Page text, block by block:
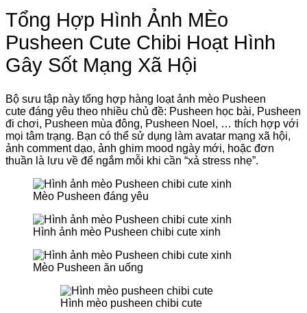
Tổng Hợp Hình Ảnh MÈo
Pusheen Cute Chibi Hoạt Hình
Gây Sốt Mạng Xã Hội
Bộ sưu tập này tổng hợp hàng loạt ảnh mèo Pusheen
cute đáng yêu theo nhiều chủ đề: Pusheen học bài, Pusheen
đi chơi, Pusheen mùa đông, Pusheen Noel, … thích hợp với
mọi tâm trạng. Bạn có thể sử dụng làm avatar mạng xã hội,
ảnh comment dạo, ảnh ghim mood ngày mới, hoặc đơn
thuần là lưu về để ngắm mỗi khi cần “xả stress nhẹ”.
Mèo Pusheen đáng yêu
Hình ảnh mèo Pusheen chibi cute xinh
Mèo Pusheen ăn uống
Hình mèo pusheen chibi cute